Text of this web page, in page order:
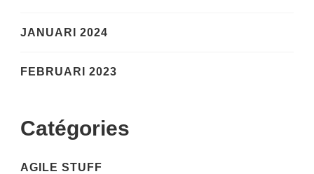
JANUARI 2024
FEBRUARI 2023
Catégories
AGILE STUFF